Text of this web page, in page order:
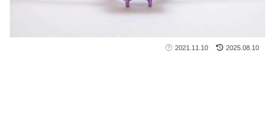
2021.11.10 2025.08.10